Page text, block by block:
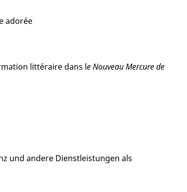
adorée
littéraire dans le Nouveau Mercure de
und andere Dienstleistungen als